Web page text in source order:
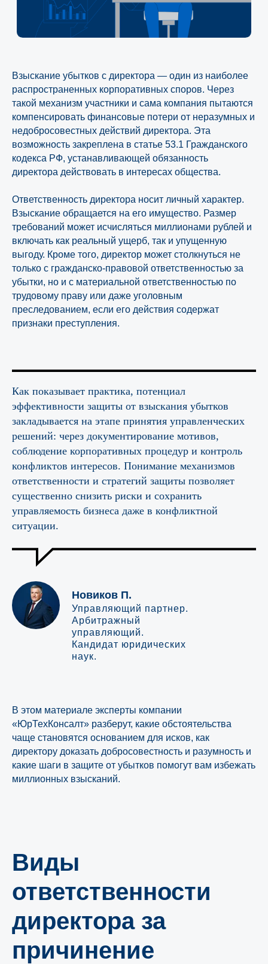
Взыскание убытков с директора — один из наиболее
распространенных корпоративных споров. Через
такой механизм участники и сама компания пытаются
компенсировать финансовые потери от неразумных и
недобросовестных действий директора. Эта
возможность закреплена в статье 53.1 Гражданского
кодекса РФ, устанавливающей обязанность
директора действовать в интересах общества.
Ответственность директора носит личный характер.
Взыскание обращается на его имущество. Размер
требований может исчисляться миллионами рублей и
включать как реальный ущерб, так и упущенную
выгоду. Кроме того, директор может столкнуться не
только с гражданско-правовой ответственностью за
убытки, но и с материальной ответственностью по
трудовому праву или даже уголовным
преследованием, если его действия содержат
признаки преступления.
Как показывает практика, потенциал
эффективности защиты от взыскания убытков
закладывается на этапе принятия управленческих
решений: через документирование мотивов,
соблюдение корпоративных процедур и контроль
конфликтов интересов. Понимание механизмов
ответственности и стратегий защиты позволяет
существенно снизить риски и сохранить
управляемость бизнеса даже в конфликтной
ситуации.
Новиков П.
Управляющий партнер.
Арбитражный
управляющий.
Кандидат юридических
наук.
В этом материале эксперты компании
«ЮрТехКонсалт» разберут, какие обстоятельства
чаще становятся основанием для исков, как
директору доказать добросовестность и разумность и
какие шаги в защите от убытков помогут вам избежать
миллионных взысканий.
Виды
ответственности
директора за
причинение